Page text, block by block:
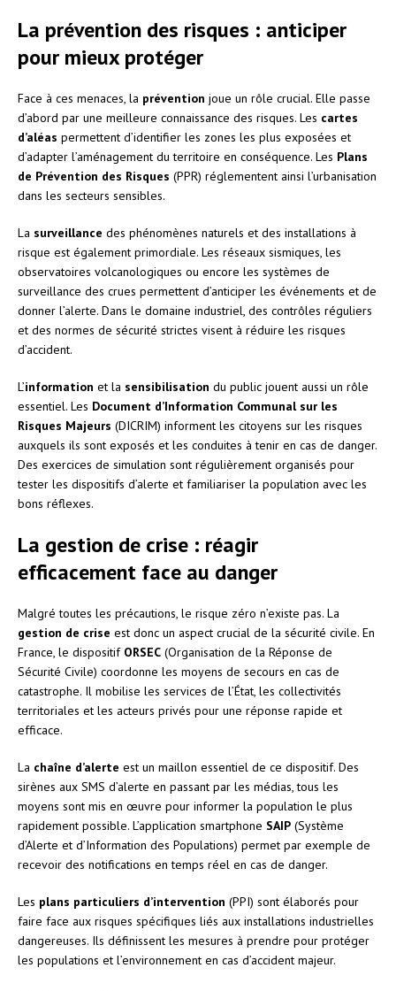
La prévention des risques : anticiper
pour mieux protéger
Face à ces menaces, la prévention joue un rôle crucial. Elle passe
d’abord par une meilleure connaissance des risques. Les cartes
d’aléas permettent d’identifier les zones les plus exposées et
d’adapter l’aménagement du territoire en conséquence. Les Plans
de Prévention des Risques (PPR) réglementent ainsi l’urbanisation
dans les secteurs sensibles.
La surveillance des phénomènes naturels et des installations à
risque est également primordiale. Les réseaux sismiques, les
observatoires volcanologiques ou encore les systèmes de
surveillance des crues permettent d’anticiper les événements et de
donner l’alerte. Dans le domaine industriel, des contrôles réguliers
et des normes de sécurité strictes visent à réduire les risques
d’accident.
L’information et la sensibilisation du public jouent aussi un rôle
essentiel. Les Document d’Information Communal sur les
Risques Majeurs (DICRIM) informent les citoyens sur les risques
auxquels ils sont exposés et les conduites à tenir en cas de danger.
Des exercices de simulation sont régulièrement organisés pour
tester les dispositifs d’alerte et familiariser la population avec les
bons réflexes.
La gestion de crise : réagir
efficacement face au danger
Malgré toutes les précautions, le risque zéro n’existe pas. La
gestion de crise est donc un aspect crucial de la sécurité civile. En
France, le dispositif ORSEC (Organisation de la Réponse de
Sécurité Civile) coordonne les moyens de secours en cas de
catastrophe. Il mobilise les services de l’État, les collectivités
territoriales et les acteurs privés pour une réponse rapide et
efficace.
La chaîne d’alerte est un maillon essentiel de ce dispositif. Des
sirènes aux SMS d’alerte en passant par les médias, tous les
moyens sont mis en œuvre pour informer la population le plus
rapidement possible. L’application smartphone SAIP (Système
d’Alerte et d’Information des Populations) permet par exemple de
recevoir des notifications en temps réel en cas de danger.
Les plans particuliers d’intervention (PPI) sont élaborés pour
faire face aux risques spécifiques liés aux installations industrielles
dangereuses. Ils définissent les mesures à prendre pour protéger
les populations et l’environnement en cas d’accident majeur.